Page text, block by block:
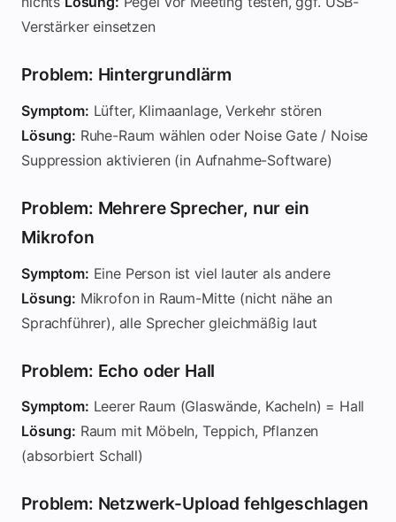
Verstärker einsetzen
Problem: Hintergrundlärm
Symptom: Lüfter, Klimaanlage, Verkehr stören
Lösung: Ruhe-Raum wählen oder Noise Gate / Noise
Suppression aktivieren (in Aufnahme-Software)
Problem: Mehrere Sprecher, nur ein
Mikrofon
Symptom: Eine Person ist viel lauter als andere
Lösung: Mikrofon in Raum-Mitte (nicht nähe an
Sprachführer), alle Sprecher gleichmäßig laut
Problem: Echo oder Hall
Symptom: Leerer Raum (Glaswände, Kacheln) = Hall
Lösung: Raum mit Möbeln, Teppich, Pflanzen
(absorbiert Schall)
Problem: Netzwerk-Upload fehlgeschlagen